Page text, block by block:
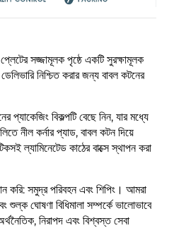
সজ্জামূলক পৃষ্ঠে একটি সুরক্ষামূলক
নিশ্চিত করার জন্য বাবল কটনের
প্যাকেজিং বিকল্পটি বেছে নিন, যার মধ্যে
নীল কর্নার প্যাড, বাবল কটন দিয়ে
ল্যামিনেটেড কাঠের বাক্সে স্থাপন করা
করি: সমুদ্র পরিবহন এবং শিপিং। আমরা
শুল্ক ঘোষণা বিধিমালা সম্পর্কে ভালোভাবে
নিরাপদ এবং বিশ্বস্ত সেবা